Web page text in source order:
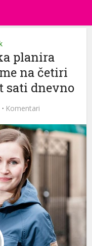
planira
na četiri
sati dnevno
· Komentari